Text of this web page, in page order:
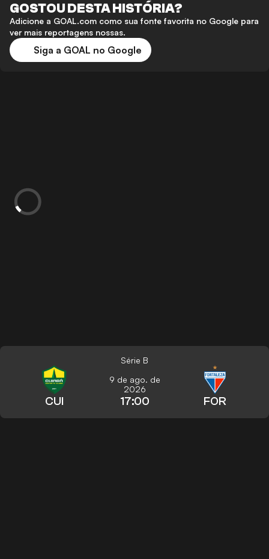
GOSTOU DESTA HISTÓRIA?
Adicione a GOAL.com como sua fonte favorita no Google para
ver mais reportagens nossas.
Siga a GOAL no Google
Série B
CUI
9 de ago. de
2026
17:00 FOR